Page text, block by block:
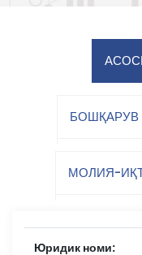
БОШҚАРУВ
МОЛИЯ-
Юридик номи: